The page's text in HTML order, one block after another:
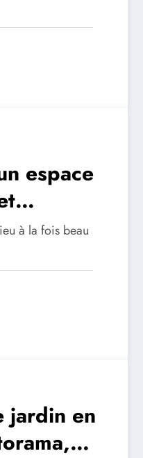
espace
à la fois beau
jardin en